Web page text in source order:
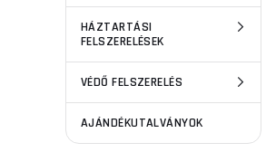
HÁZTARTÁSI
FELSZERELÉSEK
VÉDŐ FELSZERELÉS
AJÁNDÉKUTALVÁNYOK